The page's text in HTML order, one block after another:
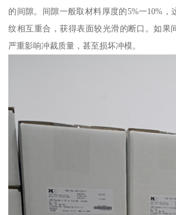
的间隙。间隙一般取材料厚度的5%一10%，
纹相互重合，获得表面较光滑的断口。如果
严重影响冲裁质量，甚至损坏冲模。